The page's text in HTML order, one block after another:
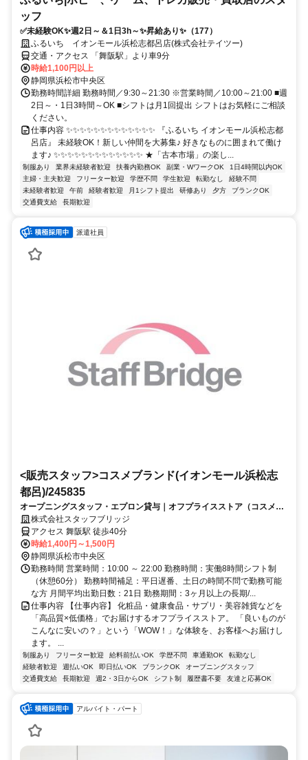
ッフ
✅未経験OK✨週2日～＆1日3h～✨昇給あり✨（177）
ふるいち イオンモール浜松志都呂店(株式会社テイツー)
交通・アクセス 「舞阪駅」より車9分
時給1,100円以上
静岡県浜松市中央区
勤務時間詳細 勤務時間／9:30～21:30 ※営業時間／10:00～21:00 ■週
2日～・1日3時間～OK ■シフトは月1回提出 シフトはお気軽にご相談
ください。
仕事内容 ✨✨✨✨✨✨✨✨✨✨✨✨✨ 『ふるいち イオンモール浜松志都
呂店』 未経験OK！新しい仲間を大募集♪ 好きなものに囲まれて働け
ます♪ ✨✨✨✨✨✨✨✨✨✨✨✨✨ ★「古本市場」の楽し...
制服あり 業界未経験者歓迎 扶養内勤務OK 副業・WワークOK
1日4時間以内OK
主婦・主夫歓迎
フリーター歓迎 学歴不問 学生歓迎 転勤なし
経験不問
未経験者歓迎
午前 経験者歓迎 月1シフト提出 研修あり 夕方
ブランクOK
交通費支給
長期歓迎
派遣社員
<販売スタッフ>コスメブランド(イオンモール浜松志
都呂)/245835
オープニングスタッフ・エプロン貸与｜オフプライスストア（コスメ・
健康食品） イオンモール浜松志都呂
株式会社スタッフブリッジ
アクセス 舞阪駅 徒歩40分
時給1,400円～1,500円
静岡県浜松市中央区
勤務時間 営業時間：10:00 ～ 22:00 勤務時間：実働8時間シフト制
（休憩60分） 勤務時間補足：平日遅番、土日の時間不問で勤務可能
な方 月間平均出勤日数：21日 勤務期間：3ヶ月以上の長期/...
仕事内容 【仕事内容】 化粧品・健康食品・サプリ・美容雑貨などを
「高品質×低価格」でお届けするオフプライスストア。 「良いものが
こんなに安いの？」という「WOW！」な体験を、お客様へお届けし
ます。 ...
制服あり フリーター歓迎 給料前払いOK 学歴不問 車通勤OK
転勤なし
経験者歓迎
週払いOK 即日払いOK ブランクOK
オープニングスタッフ
交通費支給
長期歓迎 週2・3日からOK シフト制 履歴書不要 友達と応募OK
アルバイト・パート